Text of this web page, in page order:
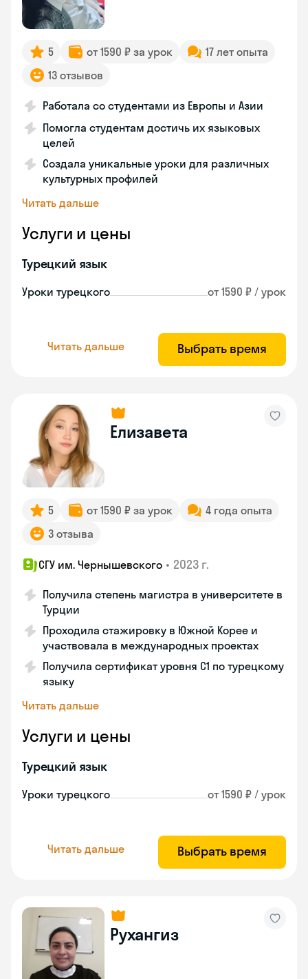
5 от 1590 ₽ за урок
17 лет опыта
13 отзывов
Работала со студентами из Европы и Азии
Помогла студентам достичь их языковых
целей
Создала уникальные уроки для различных
культурных профилей
Читать дальше
Услуги и цены
Турецкий язык
Уроки турецкого от 1590 ₽ / урок
Читать дальше Выбрать время
Елизавета
5 от 1590 ₽ за урок
4 года опыта
3 отзыва
СГУ им. Чернышевского • 2023 г.
Получила степень магистра в университете в
Турции
Проходила стажировку в Южной Корее и
участвовала в международных проектах
Получила сертификат уровня C1 по турецкому
языку
Читать дальше
Услуги и цены
Турецкий язык
Уроки турецкого от 1590 ₽ / урок
Читать дальше Выбрать время
Рухангиз